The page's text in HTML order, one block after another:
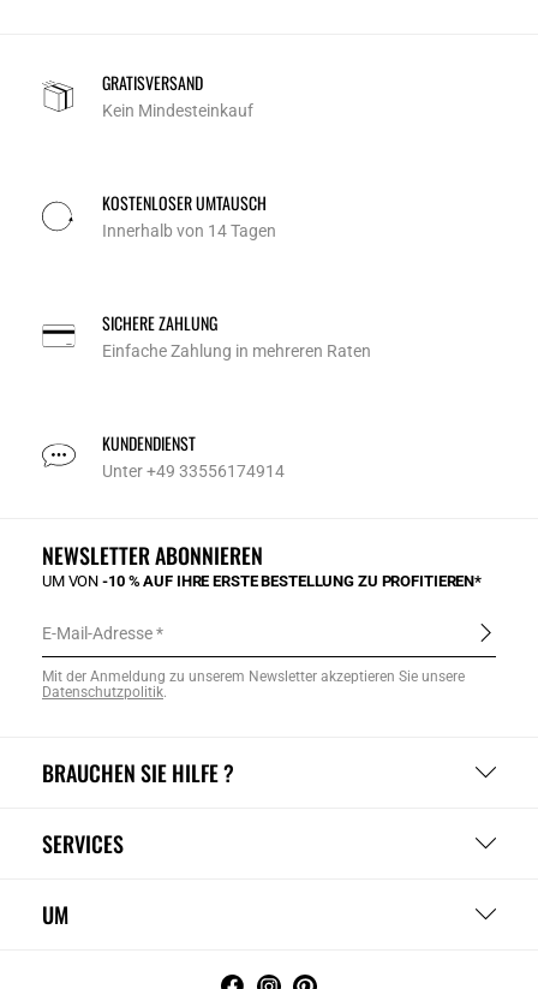
GRATISVERSAND
Kein Mindesteinkauf
KOSTENLOSER UMTAUSCH
Innerhalb von 14 Tagen
SICHERE ZAHLUNG
Einfache Zahlung in mehreren Raten
KUNDENDIENST
Unter +49 33556174914
BRAUCHEN SIE HILFE ?
SERVICES
UM
NEWSLETTER ABONNIEREN
UM VON-10 % AUF IHRE ERSTE BESTELLUNG ZU PROFITIEREN*
E-Mail-Adresse
Mit der Anmeldung zu unserem Newsletter akzeptieren Sie unsere
Datenschutzpolitik.